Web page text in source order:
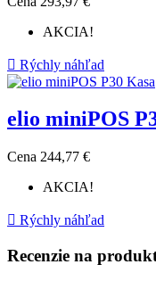
AKCIA!
 Rýchly náhľad
elio miniPOS
Cena 244,77 €
AKCIA!
 Rýchly náhľad
Recenzie na